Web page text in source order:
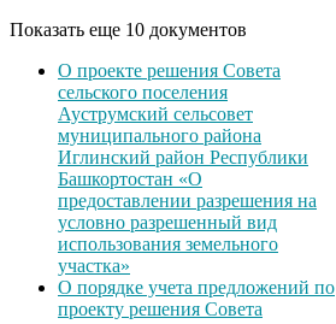
Показать еще 10 документов
О проекте решения Совета
сельского поселения
Ауструмский сельсовет
муниципального района
Иглинский район Республики
Башкортостан «О
предоставлении разрешения на
условно разрешенный вид
использования земельного
участка»
О порядке учета предложений по
проекту решения Совета